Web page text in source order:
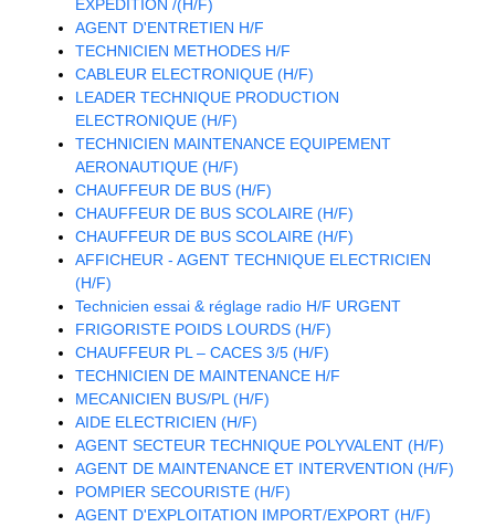
EXPEDITION /(H/F)
AGENT D'ENTRETIEN H/F
TECHNICIEN METHODES H/F
CABLEUR ELECTRONIQUE (H/F)
LEADER TECHNIQUE PRODUCTION
ELECTRONIQUE (H/F)
TECHNICIEN MAINTENANCE EQUIPEMENT
AERONAUTIQUE (H/F)
CHAUFFEUR DE BUS (H/F)
CHAUFFEUR DE BUS SCOLAIRE (H/F)
CHAUFFEUR DE BUS SCOLAIRE (H/F)
AFFICHEUR - AGENT TECHNIQUE ELECTRICIEN
(H/F)
Technicien essai & réglage radio H/F URGENT
FRIGORISTE POIDS LOURDS (H/F)
CHAUFFEUR PL – CACES 3/5 (H/F)
TECHNICIEN DE MAINTENANCE H/F
MECANICIEN BUS/PL (H/F)
AIDE ELECTRICIEN (H/F)
AGENT SECTEUR TECHNIQUE POLYVALENT (H/F)
AGENT DE MAINTENANCE ET INTERVENTION (H/F)
POMPIER SECOURISTE (H/F)
AGENT D'EXPLOITATION IMPORT/EXPORT (H/F)